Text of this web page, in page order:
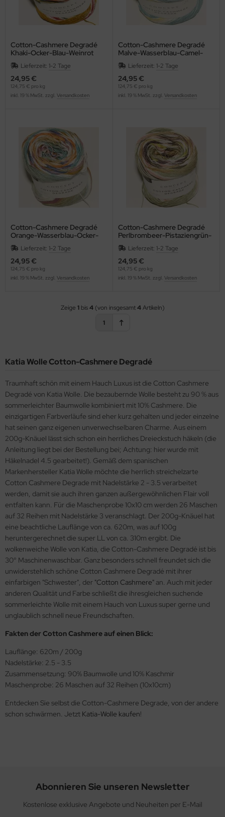
Cotton-Cashmere Degradé
Khaki-Ocker-Blau-Weinrot
Lieferzeit: 1-2 Tage
24,95 €
124,75 € pro kg
inkl. 19 % MwSt. zzgl. Versandkosten
Cotton-Cashmere Degradé
Malve-Wasserblau-Camel-
Zitronengelb
Lieferzeit: 1-2 Tage
24,95 €
124,75 € pro kg
inkl. 19 % MwSt. zzgl. Versandkosten
Cotton-Cashmere Degradé
Orange-Wasserblau-Ocker-
Blau
Lieferzeit: 1-2 Tage
24,95 €
124,75 € pro kg
inkl. 19 % MwSt. zzgl. Versandkosten
Cotton-Cashmere Degradé
Perlbrombeer-Pistaziengrün-
Rosé-Gelb
Lieferzeit: 1-2 Tage
24,95 €
124,75 € pro kg
inkl. 19 % MwSt. zzgl. Versandkosten
Zeige 1bis4(von insgesamt4Artikeln)
1
Katia Wolle Cotton-Cashmere Degradé
Traumhaft schön mit einem Hauch Luxus ist die Cotton Cashmere
Degradé von Katia Wolle. Die bezaubernde Wolle besteht zu 90 % aus
sommerleichter Baumwolle kombiniert mit 10% Cashmere. Die
einzigartigen Farbverläufe sind eher kurz gehalten und jeder einzelne
hat seinen ganz eigenen unverwechselbaren Charme. Aus einem
200g-Knäuel lässt sich schon ein herrliches Dreieckstuch häkeln (die
Anleitung liegt bei der Bestellung bei; Achtung: hier wurde mit
Häkelnadel 4.5 gearbeitet!). Gemäß dem spanischen
Markenhersteller Katia Wolle möchte die herrlich streichelzarte
Cotton Cashmere Degrade mit Nadelstärke 2 - 3.5 verarbeitet
werden, damit sie auch ihren ganzen außergewöhnlichen Flair voll
entfalten kann. Für die Maschenprobe 10x10 cm werden 26 Maschen
auf 32 Reihen mit Nadelstärke 3 veranschlagt. Der 200g-Knäuel hat
eine beachtliche Lauflänge von ca. 620m, was auf 100g
heruntergerechnet die super LL von ca. 310m ergibt. Die
wolkenweiche Wolle von Katia, die Cotton-Cashmere Degradé ist bis
30° Maschinenwaschbar. Ganz besonders schnell freundet sich die
unwiderstehlich schöne Cotton Cashmere Degradé mit ihrer
einfarbigen "Schwester", der "Cotton Cashmere" an. Auch mit jeder
anderen Qualität und Farbe schließt die ihresgleichen suchende
sommerleichte Wolle mit einem Hauch von Luxus super gerne und
unglaublich schnell neue Freundschaften.
Fakten der Cotton Cashmere auf einen Blick:
Lauflänge: 620m / 200g
Nadelstärke: 2.5 - 3.5
Zusammensetzung: 90% Baumwolle und 10% Kaschmir
Maschenprobe: 26 Maschen auf 32 Reihen (10x10cm)
Entdecken Sie selbst die Cotton-Cashmere Degrade, von der andere
schon schwärmen. Jetzt Katia-Wolle kaufen!
Abonnieren Sie unseren Newsletter
Kostenlose exklusive Angebote und Neuheiten per E-Mail